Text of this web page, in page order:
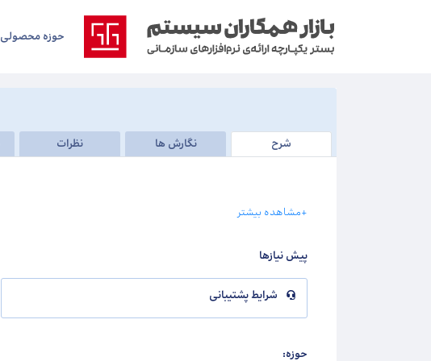
حوزه محصولی
شرح نگارش ها نظرات
+مشاهده بیشتر
پیش نیازها
شرایط پشتیبانی
حوزه: